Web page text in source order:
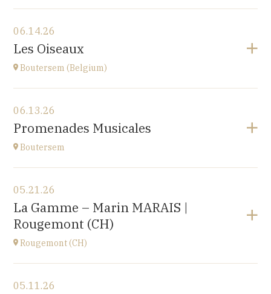
Eglise de Pompierre-sur-Doubs (25340)
3 chemin de l'église
at17H
06.14.26
Les Oiseaux
Boutersem (Belgium)
Sint-Annakerk
Roosbeek
at17H00
06.13.26
Promenades Musicales
Boutersem
Boutersem
promenade dans la ville
at14H
05.21.26
La Gamme – Marin MARAIS |
Rougemont (CH)
Rougemont (CH)
05.11.26